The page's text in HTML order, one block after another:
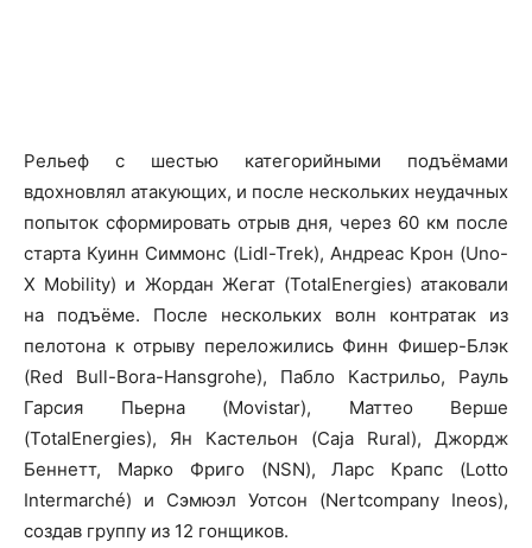
Рельеф с шестью категорийными подъёмами
вдохновлял атакующих, и после нескольких неудачных
попыток сформировать отрыв дня, через 60 км после
старта Куинн Симмонс (Lidl-Trek), Андреас Крон (Uno-
X Mobility) и Жордан Жегат (TotalEnergies) атаковали
на подъёме. После нескольких волн контратак из
пелотона к отрыву переложились Финн Фишер-Блэк
(Red Bull-Bora-Hansgrohe), Пабло Кастрильо, Рауль
Гарсия Пьерна (Movistar), Маттео Верше
(TotalEnergies), Ян Кастельон (Caja Rural), Джордж
Беннетт, Марко Фриго (NSN), Ларс Крапс (Lotto
Intermarché) и Сэмюэл Уотсон (Nertcompany Ineos),
создав группу из 12 гонщиков.